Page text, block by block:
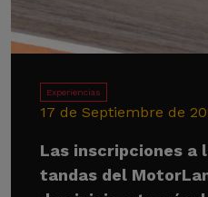
Experiencias
17 de Septiembre de
Las inscripciones a
tandas del